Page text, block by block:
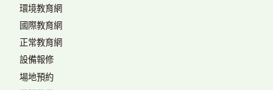
環境教育網
國際教育網
正常教育網
設備報修
場地預約